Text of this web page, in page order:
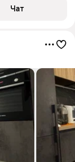
2006 года, серии
Чат